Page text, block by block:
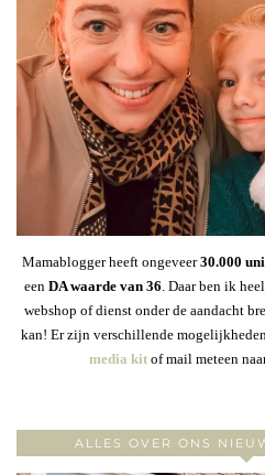
Mamablogger heeft ongeveer30.000
een DA waarde van 36 . Daar ben ik
webshop of dienst onder de aandacht
kan! Er zijn verschillende
media kitof mail meteen
ALLES OVER ONS